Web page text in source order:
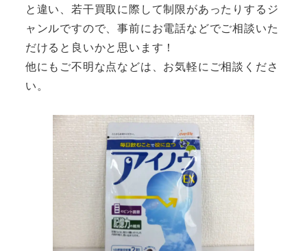
と違い、若干買取に際して制限があったりするジ
ャンルですので、事前にお電話などでご相談いた
だけると良いかと思います！
他にもご不明な点などは、お気軽にご相談くださ
い。